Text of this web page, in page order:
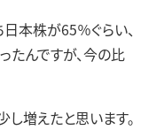
本株が65％ぐらい、
たんですが、今の比
増えたと思います。